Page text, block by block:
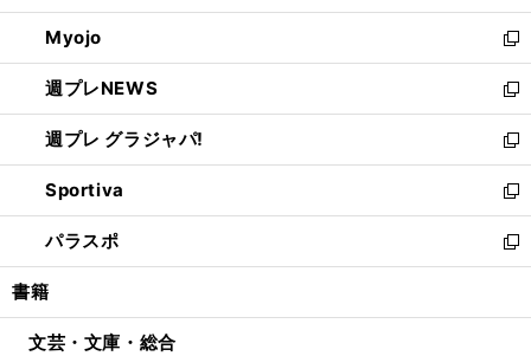
開
く
ウ
で
開
く
ン
ド
ウ
で
開
く
ウ
ィ
ン
ド
ウ
で
開
く
Myojo
新
し
い
ウ
ィ
ン
ド
ウ
で
開
週プレNEWS
新
し
い
ウ
ィ
ン
ド
ウ
開
週プレ グラジャパ!
新
し
い
ウ
ィ
ン
ウ
Sportiva
新
し
い
ウ
ン
パラスポ
新
し
ウ
書籍
文芸・文庫・総合